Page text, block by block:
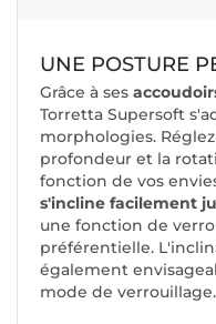
UNE POSTURE
Grâce à ses
Torretta Supersoft
morphologies.
profondeur et la
fonction de vos
s'incline facilement
une fonction de
préférentielle.
également
mode de verrouillage.